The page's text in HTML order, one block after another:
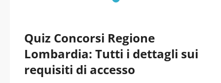
Quiz Concorsi Regione
Lombardia: Tutti i dettagli sui
requisiti di accesso